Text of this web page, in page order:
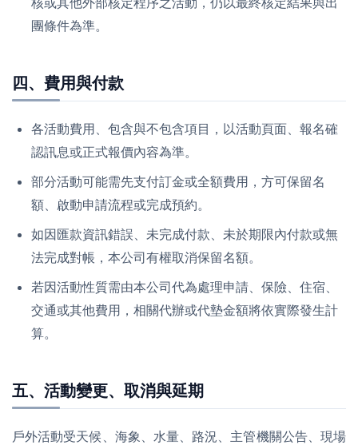
團條件為準。
四、費用與付款
各活動費用、包含與不包含項目，以活動頁面、報名確
認訊息或正式報價內容為準。
部分活動可能需先支付訂金或全額費用，方可保留名
額、啟動申請流程或完成預約。
如因匯款資訊錯誤、未完成付款、未於期限內付款或無
法完成對帳，本公司有權取消保留名額。
若因活動性質需由本公司代為處理申請、保險、住宿、
交通或其他費用，相關代辦或代墊金額將依實際發生計
算。
五、活動變更、取消與延期
戶外活動受天候、海象、水量、路況、主管機關公告、現場